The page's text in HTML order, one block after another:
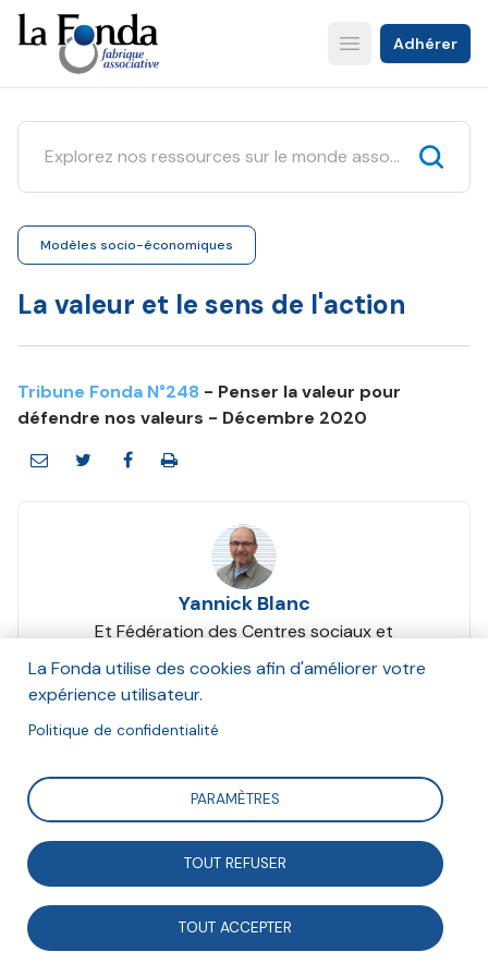
Aller
au
contenu
principal
Open main menu
Adhérer
Modèles socio-économiques
La valeur et le sens de l'action
Tribune Fonda N°248 - Penser la valeur pour
défendre nos valeurs - Décembre 2020
Yannick Blanc
Et Fédération des Centres sociaux et
socioculturels de France (FCSF)
l’approche de l’évaluation par les chaînes de valeur
vient interroger directement la notion d’impact social.
Elle souligne que la valeur sociale doit être pensée à
La Fonda utilise des cookies afin d'améliorer votre
expérience utilisateur.
Politique de confidentialité
PARAMÈTRES
TOUT REFUSER
TOUT ACCEPTER